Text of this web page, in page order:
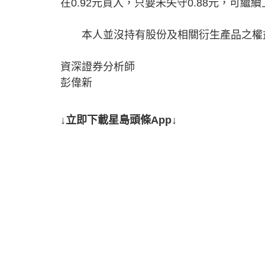
在0.92元買入，只要未失守0.88元，可繼續
本人並沒持有股份及相關衍生產品之權
資深證券分析師
彭偉新
↓立即下載星島頭條App↓